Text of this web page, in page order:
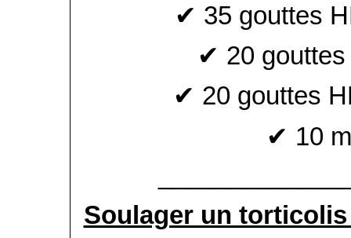
✔ 35 gouttes
✔ 20 gouttes
✔ 20 gouttes
✔ 10
Soulager un